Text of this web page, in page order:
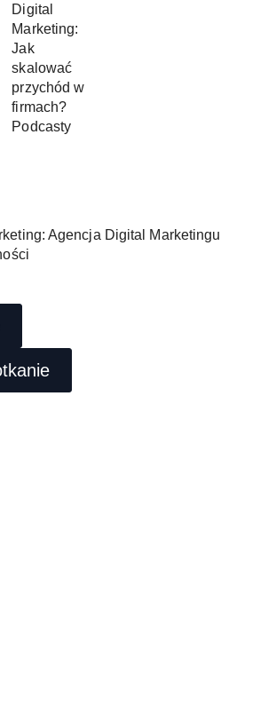
Digital
Marketing:
Jak
skalować
przychód w
firmach?
Podcasty
Agencja Digital Marketingu